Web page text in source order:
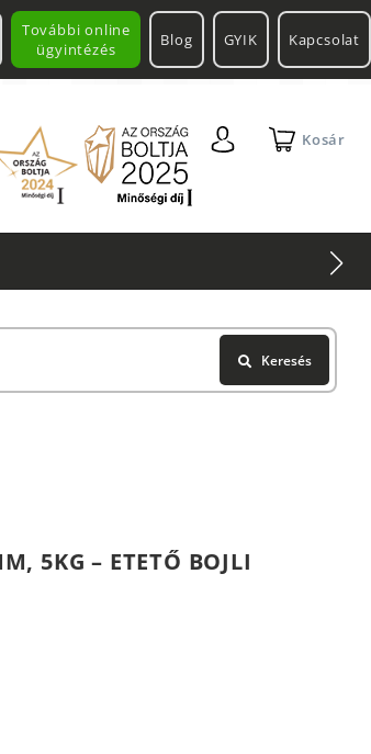
További online
ügyintézés
Blog GYIK Kapcsolat
Kosár
Keresés
5KG – ETETŐ BOJLI